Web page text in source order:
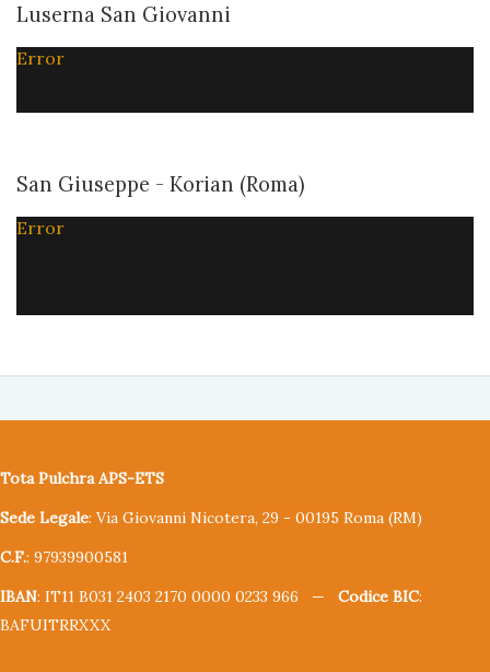
Luserna San Giovanni
Error
San Giuseppe - Korian (Roma)
Error
Tota Pulchra APS-ETS
Sede Legale: Via Giovanni Nicotera, 29 - 00195 Roma (RM)
C.F.: 97939900581
IBAN: IT11 B031 2403 2170 0000 0233 966 — Codice BIC:
BAFUITRRXXX